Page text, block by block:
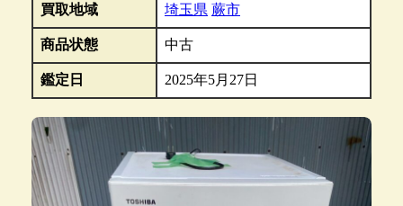
買取地域 埼玉県 蕨市
商品状態 中古
鑑定日 2025年5月27日